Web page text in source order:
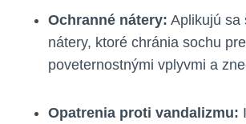
Ochranné nátery: Aplikujú sa
nátery, ktoré chránia sochu
poveternostnými vplyvmi a
Opatrenia proti vandalizmu: